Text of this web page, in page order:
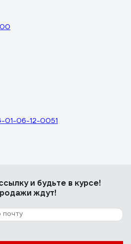
01-06-12-0051
69534
и будьте в курсе!
ждут!